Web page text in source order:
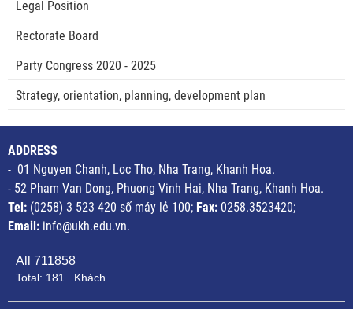
Legal Position
Rectorate Board
Party Congress 2020 - 2025
Strategy, orientation, planning, development plan
ADDRESS
- 01 Nguyen Chanh, Loc Tho, Nha Trang, Khanh Hoa.
- 52 Pham Van Dong, Phuong Vinh Hai, Nha Trang, Khanh Hoa.
Tel: (0258) 3 523 420 số máy lẻ 100; Fax: 0258.3523420;
Email: info@ukh.edu.vn.
All 711858
Total: 181 Khách